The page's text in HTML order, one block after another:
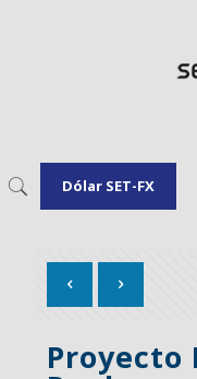
Dólar SET-FX
Proyecto